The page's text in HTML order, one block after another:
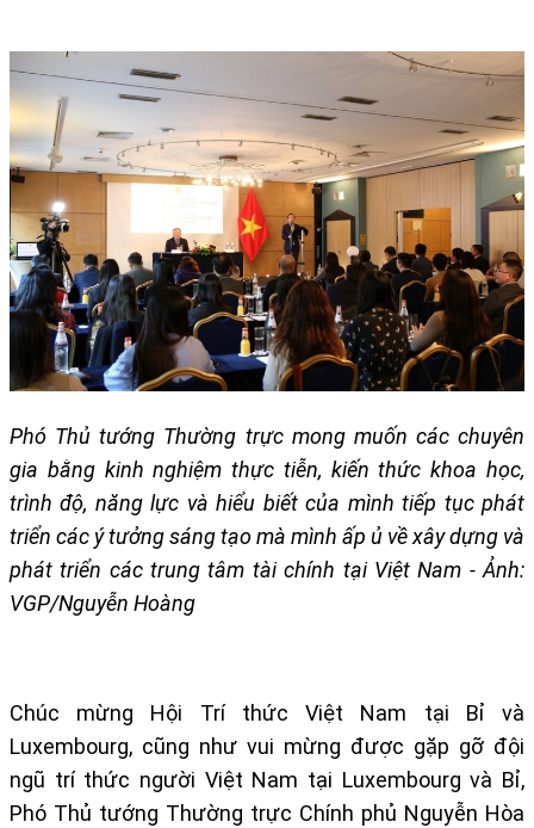
Phó Thủ tướng Thường trực mong muốn các chuyên
gia bằng kinh nghiệm thực tiễn, kiến thức khoa học,
trình độ, năng lực và hiểu biết của mình tiếp tục phát
triển các ý tưởng sáng tạo mà mình ấp ủ về xây dựng và
phát triển các trung tâm tài chính tại Việt Nam - Ảnh:
VGP/Nguyễn Hoàng
Chúc mừng Hội Trí thức Việt Nam tại Bỉ và
Luxembourg, cũng như vui mừng được gặp gỡ đội
ngũ trí thức người Việt Nam tại Luxembourg và Bỉ,
Phó Thủ tướng Thường trực Chính phủ Nguyễn Hòa